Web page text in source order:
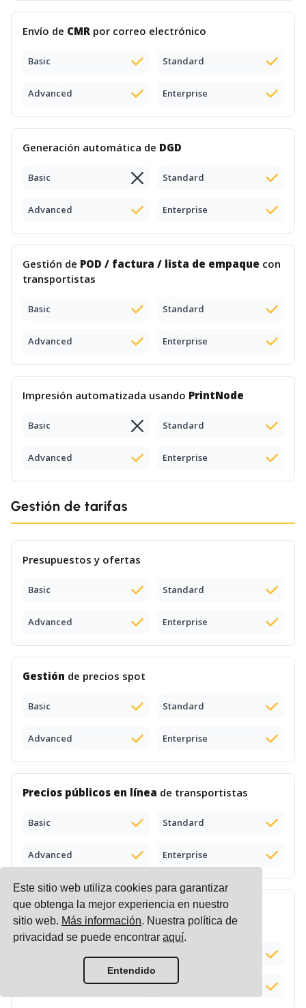
Este sitio web utiliza cookies para garantizar
que obtenga la mejor experiencia en nuestro
sitio web. Más información. Nuestra política de
privacidad se puede encontraraquí.
Entendido
Envío de CMR por correo electrónico
Basic Standard
Advanced Enterprise
Generación automática de DGD
Basic Standard
Advanced Enterprise
Gestión de POD / factura / lista de empaque con
transportistas
Basic Standard
Advanced Enterprise
Impresión automatizada usando PrintNode
Basic Standard
Advanced Enterprise
Gestión de tarifas
Presupuestos y ofertas
Basic Standard
Advanced Enterprise
Gestión de precios spot
Basic Standard
Advanced Enterprise
Precios públicos en línea de transportistas
Basic Standard
Advanced Enterprise
Motor de precios de transporte (carga y
comparación de listas de precios)
Complemento (+$100) Standard
Enterprise